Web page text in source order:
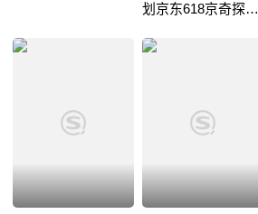
划京东618京奇探秘